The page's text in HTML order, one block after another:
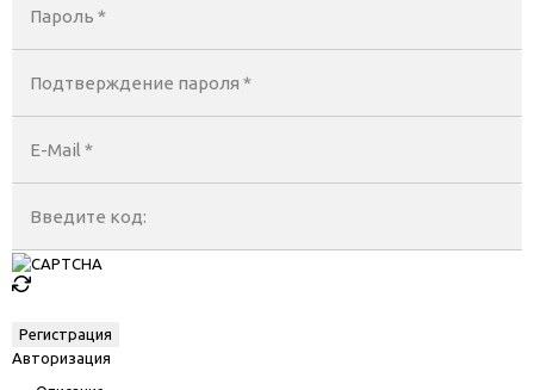
Пароль *
Подтверждение пароля *
E-Mail*
Введите код:
Авторизация